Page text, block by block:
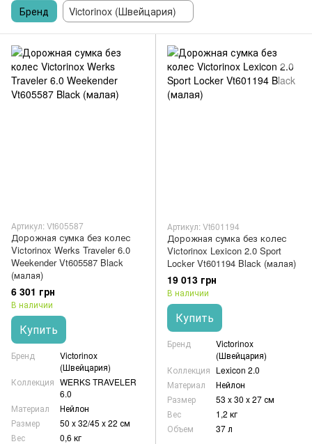
Бренд Victorinox (Швейцария)
Артикул: Vt605587
Дорожная сумка без колес
Victorinox Werks Traveler 6.0
Weekender Vt605587 Black
(малая)
6 301 грн
В наличии
Купить
Бренд
Victorinox
(Швейцария)
Коллекция WERKS TRAVELER
6.0
Материал
Нейлон
Размер
50 x 32/45 x 22 см
Вес
0,6 кг
Артикул: Vt601194
Дорожная сумка без колес
Victorinox Lexicon 2.0 Sport
Locker Vt601194 Black (малая)
19 013 грн
В наличии
Купить
Бренд
Victorinox
(Швейцария)
Коллекция Lexicon 2.0
Материал
Нейлон
Размер
53 x 30 x 27 см
Вес
1,2 кг
Объем
37 л